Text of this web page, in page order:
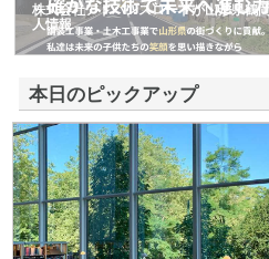
株式会社アドバンスロードが山形県鶴
人情報
本日のピックアップ